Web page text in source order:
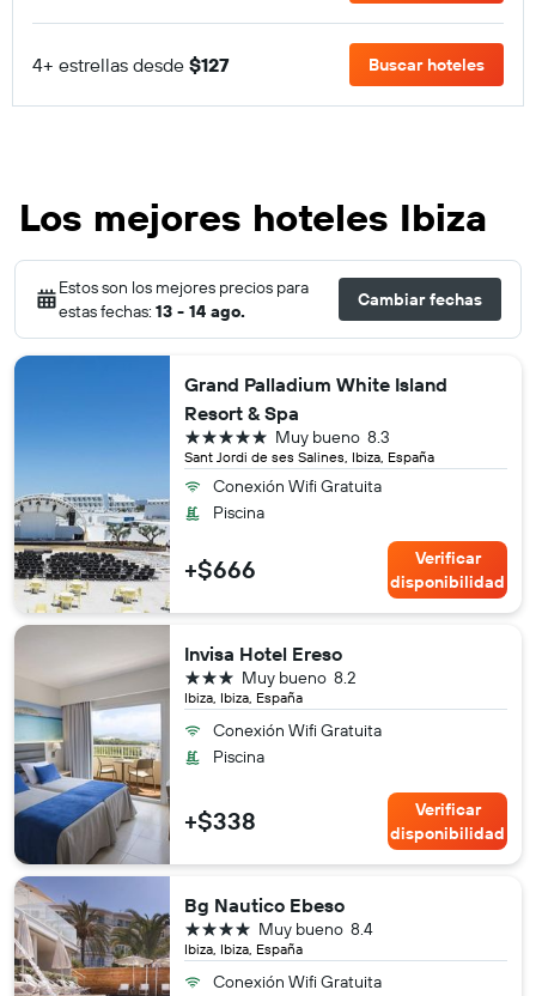
4+ estrellas desde $127 Buscar hoteles
Los mejores hoteles Ibiza
Estos son los mejores precios para
estas fechas: 13 - 14 ago.
Cambiar fechas
Grand Palladium White Island
Resort & Spa
Sant Jordi de ses Salines, Ibiza, España
8.3
Muy bueno
5 estrellas
Conexión Wifi Gratuita
Piscina
+$666
Verificar
disponibilidad
Invisa Hotel Ereso
Ibiza, Ibiza, España
8.2
Muy bueno
3 estrellas
Conexión Wifi Gratuita
Piscina
+$338
Verificar
disponibilidad
Bg Nautico Ebeso
Ibiza, Ibiza, España
8.4
Muy bueno
4 estrellas
Conexión Wifi Gratuita